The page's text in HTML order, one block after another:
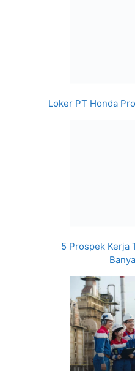
Loker PT Honda
5 Prospek Kerja